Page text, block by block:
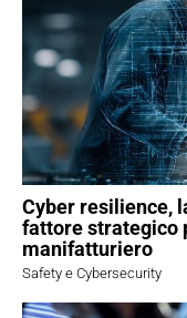
Cyber resilience,
fattore strategico
manifatturiero
Safety e Cybersecurity